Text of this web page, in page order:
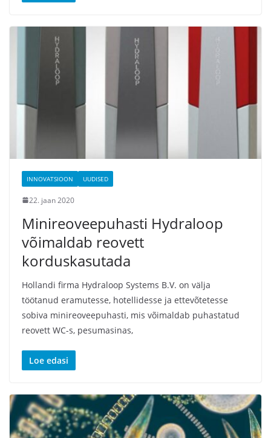
INNOVATSIOON UUDISED
22. jaan 2020
Minireoveepuhasti Hydraloop
võimaldab reovett
korduskasutada
Hollandi firma Hydraloop Systems B.V. on välja
töötanud eramutesse, hotellidesse ja ettevõtetesse
sobiva minireoveepuhasti, mis võimaldab puhastatud
reovett WC-s, pesumasinas,
Loe edasi